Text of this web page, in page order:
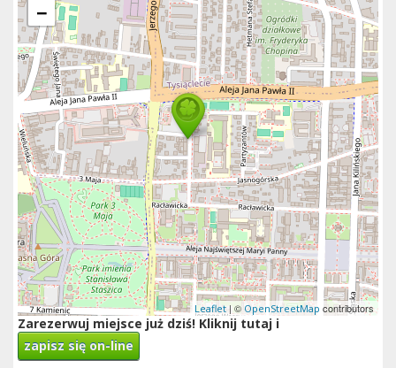
−
Leaflet | © OpenStreetMap contributors
Zarezerwuj miejsce już dziś! Kliknij tutaj i
zapisz się on-line